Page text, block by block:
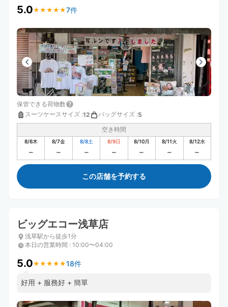
5.0★ ★ ★ ★ ★
★ ★ ★ ★ ★7件
保管できる荷物数
スーツケースサイズ :12 バッグサイズ :5
空き時間
8/6木 8/7金 8/8土 8/9日 8/10月 8/11火 8/12水
この店舗を予約する
ビッグエコー浅草店
浅草駅から徒歩1分
本日の営業時間 : 10:00〜04:00
5.0★ ★ ★ ★ ★
★ ★ ★ ★ ★18件
好用 + 服務好 + 簡單